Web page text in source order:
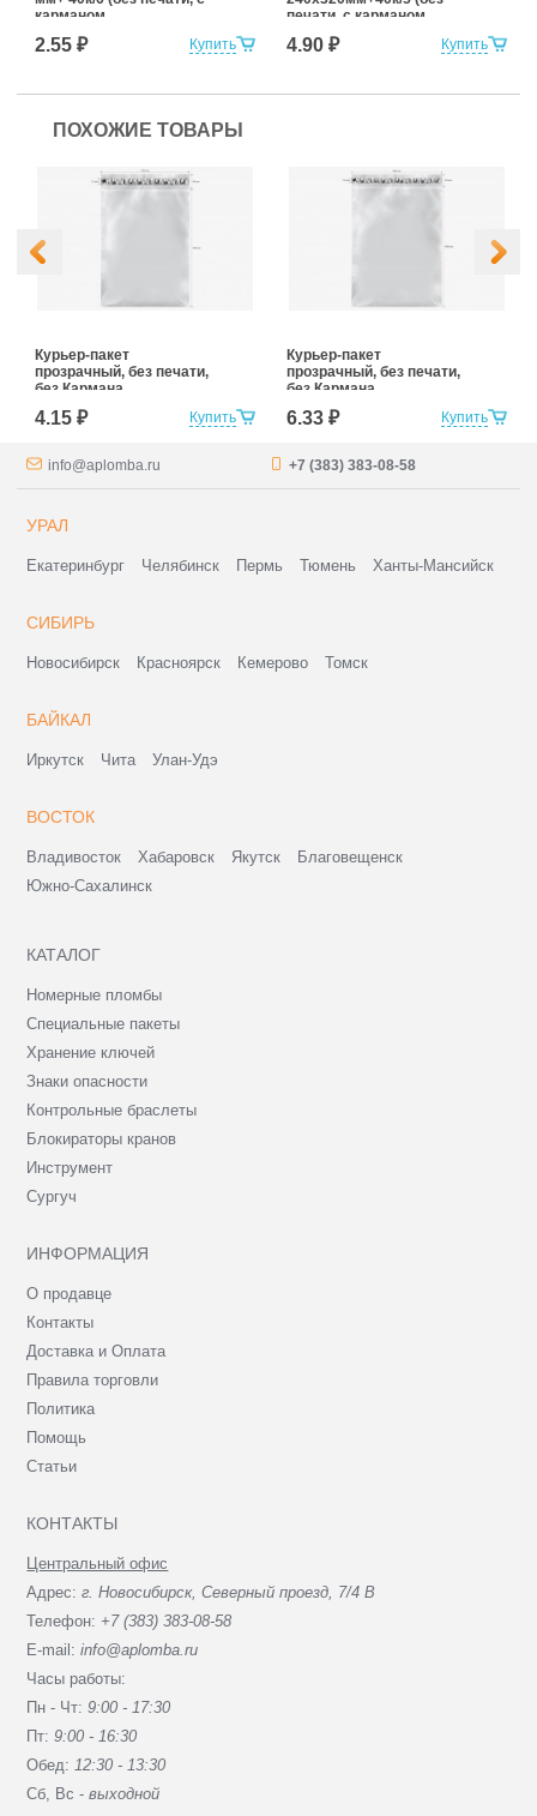
Купить
карманом
сопроводительной
документации)
2.55 ₽ Купить
печати, с карманом
сопроводительной
документации)
4.90 ₽
ПОХОЖИЕ ТОВАРЫ
Купить
Курьер-пакет
прозрачный, без печати,
без Кармана
Сопроводительной
Документации
маркетплейсов)
4.15 ₽ Купить
Курьер-пакет
прозрачный, без печати,
без Кармана
Сопроводительной
Документации
маркетплейсов)
6.33 ₽
info@aplomba.ru +7 (383) 383-08-58
УРАЛ
Екатеринбург Челябинск Пермь Тюмень Ханты-Мансийск
СИБИРЬ
Новосибирск Красноярск Кемерово Томск
БАЙКАЛ
Иркутск Чита Улан-Удэ
ВОСТОК
Владивосток Хабаровск Якутск
Благовещенск
Южно-Сахалинск
КАТАЛОГ
Номерные пломбы
Специальные пакеты
Хранение ключей
Знаки опасности
Контрольные браслеты
Блокираторы кранов
Инструмент
Сургуч
ИНФОРМАЦИЯ
О продавце
Контакты
Доставка и Оплата
Правила торговли
Политика
Помощь
Статьи
КОНТАКТЫ
Центральный офис
Адрес:г. Новосибирск, Северный проезд, 7/4 В
Телефон: +7 (383) 383-08-58
E-mail:info@aplomba.ru
Часы работы:
Пн - Чт:9:00 - 17:30
Пт:9:00 - 16:30
Обед:12:30 - 13:30
Сб, Вc -выходной